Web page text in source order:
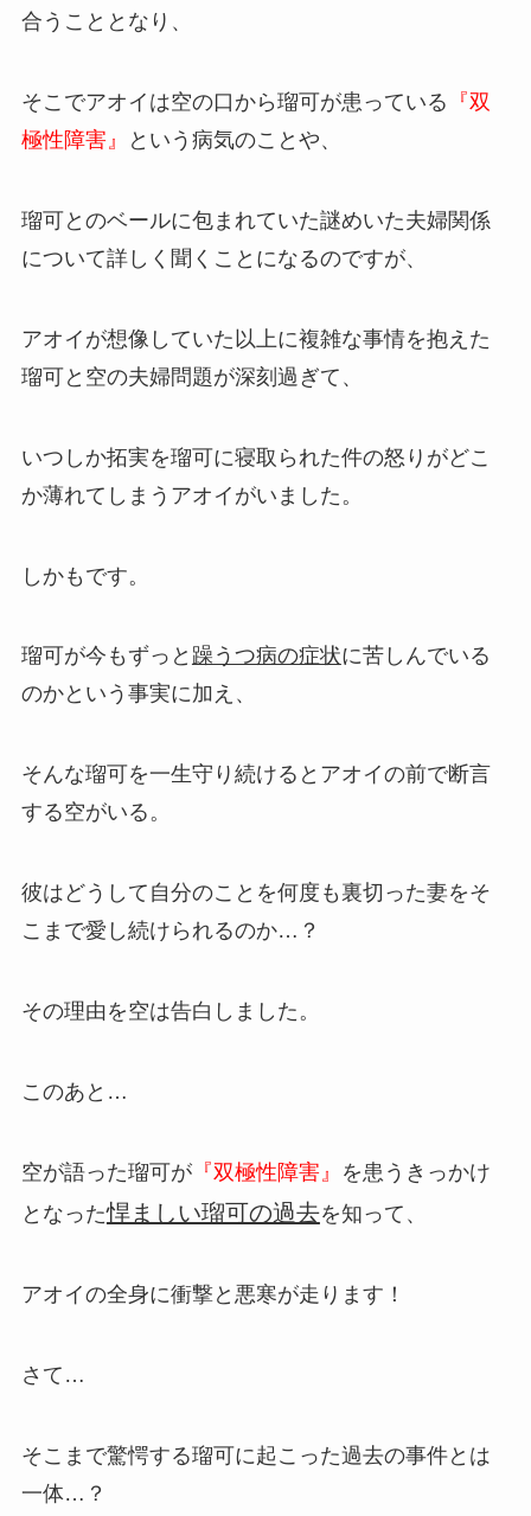
合うこととなり、
そこでアオイは空の口から瑠可が患っている 『双
極性障害』
という病気のことや、
瑠可とのベールに包まれていた謎めいた夫婦関係
について詳しく聞くことになるのですが、
アオイが想像していた以上に複雑な事情を抱えた
瑠可と空の夫婦問題が深刻過ぎて、
いつしか拓実を瑠可に寝取られた件の怒りがどこ
か薄れてしまうアオイがいました。
しかもです。
瑠可が今もずっと 躁うつ病の症状に苦しんでいる
のかという事実に加え、
そんな瑠可を一生守り続けるとアオイの前で断言
する空がいる。
彼はどうして自分のことを何度も裏切った妻をそ
こまで愛し続けられるのか…？
その理由を空は告白しました。
このあと…
空が語った瑠可が『双極性障害』
を患うきっかけ
となった悍ましい瑠可の過去を知って、
アオイの全身に衝撃と悪寒が走ります！
さて…
そこまで驚愕する瑠可に起こった過去の事件とは
一体…？